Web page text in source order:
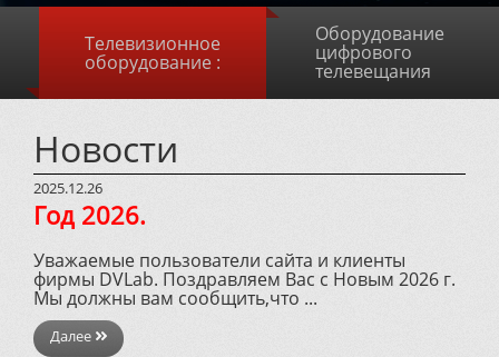
Телевизионное
оборудование :
Оборудование
цифрового
телевещания
Новости
2025.12.26
Год 2026.
Уважаемые пользователи сайта и клиенты
фирмы DVLab. Поздравляем Вас с Новым 2026 г.
Мы должны вам сообщить,что ...
Далее